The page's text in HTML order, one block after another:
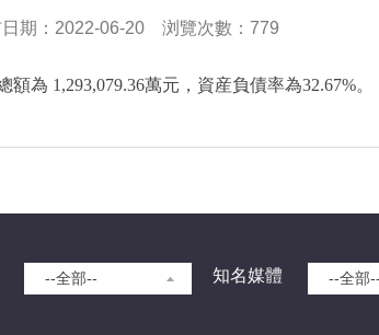
日期：2022-06-20 浏覽次數：779
為 1,293,079.36萬元，資産負債率為32.67%。
--全部-- 知名媒體 --全部--